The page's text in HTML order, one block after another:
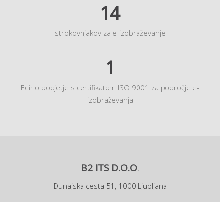
14
strokovnjakov za e-izobraževanje
1
Edino podjetje s certifikatom ISO 9001 za področje e-
izobraževanja
B2 ITS D.O.O.
Dunajska cesta 51, 1000 Ljubljana